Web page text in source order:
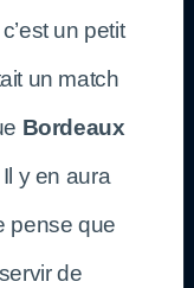
un petit
un match
Bordeaux
y en aura
pense que
de